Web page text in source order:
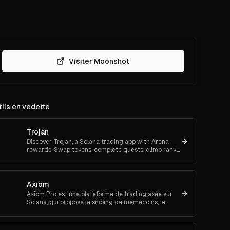
Visiter Moonshot
en vedette
Trojan
Discover Trojan, a Solana trading app with Arena
rewards. Swap tokens, complete quests, climb ranks,
start earn
Axiom
Axiom Pro est une plateforme de trading axée sur
Solana, qui propose le sniping de memecoins, le